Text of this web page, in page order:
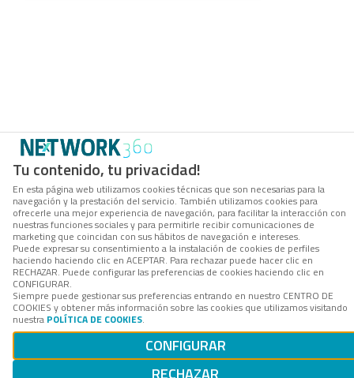
Tu contenido, tu privacidad!
En esta página web utilizamos cookies técnicas que son necesarias para la
navegación y la prestación del servicio. También utilizamos cookies para
ofrecerle una mejor experiencia de navegación, para facilitar la interacción con
nuestras funciones sociales y para permitirle recibir comunicaciones de
marketing que coincidan con sus hábitos de navegación e intereses.
Puede expresar su consentimiento a la instalación de cookies de perfiles
haciendo haciendo clic en ACEPTAR. Para rechazar puede hacer clic en
RECHAZAR. Puede configurar las preferencias de cookies haciendo clic en
CONFIGURAR.
Siempre puede gestionar sus preferencias entrando en nuestro CENTRO DE
COOKIES y obtener más información sobre las cookies que utilizamos visitando
nuestra POLÍTICA DE COOKIES.
CONFIGURAR
RECHAZAR